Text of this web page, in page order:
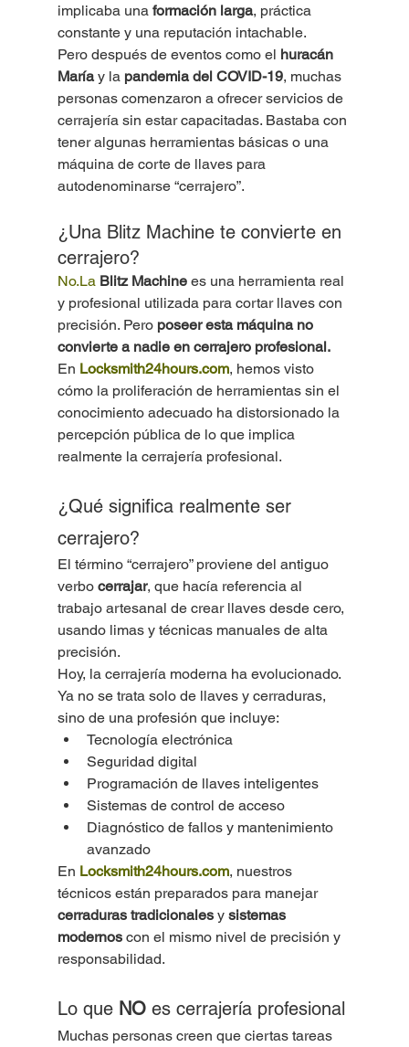
implicaba una formación larga, práctica
constante y una reputación intachable.
Pero después de eventos como el huracán
María y la pandemia del COVID-19, muchas
personas comenzaron a ofrecer servicios de
cerrajería sin estar capacitadas. Bastaba con
tener algunas herramientas básicas o una
máquina de corte de llaves para
autodenominarse “cerrajero”.
¿Una Blitz Machine te convierte en
cerrajero?
No.La Blitz Machine es una herramienta real
y profesional utilizada para cortar llaves con
precisión. Pero poseer esta máquina no
convierte a nadie en cerrajero profesional.
En Locksmith24hours.com, hemos visto
cómo la proliferación de herramientas sin el
conocimiento adecuado ha distorsionado la
percepción pública de lo que implica
realmente la cerrajería profesional.
¿Qué significa realmente ser
cerrajero?
El término “cerrajero” proviene del antiguo
verbo cerrajar, que hacía referencia al
trabajo artesanal de crear llaves desde cero,
usando limas y técnicas manuales de alta
precisión.
Hoy, la cerrajería moderna ha evolucionado.
Ya no se trata solo de llaves y cerraduras,
sino de una profesión que incluye:
Tecnología electrónica
Seguridad digital
Programación de llaves inteligentes
Sistemas de control de acceso
Diagnóstico de fallos y mantenimiento
avanzado
En Locksmith24hours.com, nuestros
técnicos están preparados para manejar
cerraduras tradicionales y sistemas
modernos con el mismo nivel de precisión y
responsabilidad.
Lo que NO es cerrajería profesional
Muchas personas creen que ciertas tareas